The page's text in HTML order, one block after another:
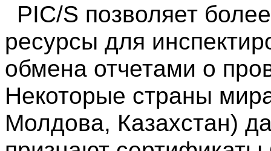
PIC/S позволяет
ресурсы для
обмена отчетами о
Некоторые страны
Молдова, Казахстан)